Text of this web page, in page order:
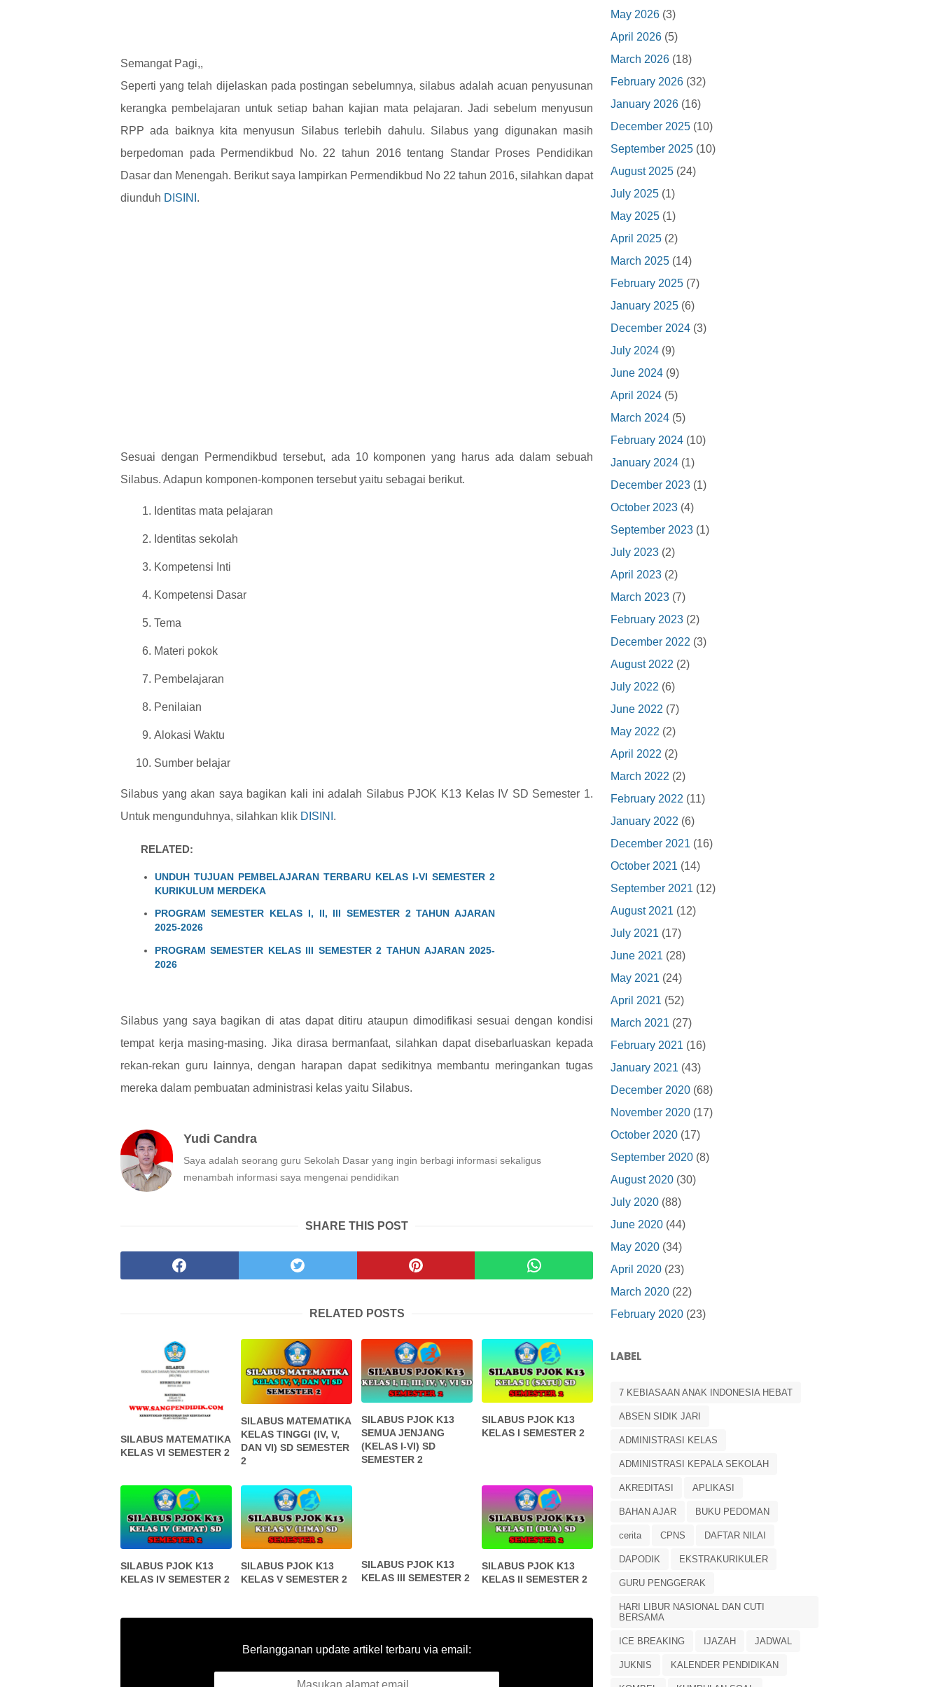
Semangat Pagi,,
Seperti yang telah dijelaskan pada postingan sebelumnya, silabus adalah acuan penyusunan
kerangka pembelajaran untuk setiap bahan kajian mata pelajaran. Jadi sebelum menyusun
RPP ada baiknya kita menyusun Silabus terlebih dahulu. Silabus yang digunakan masih
berpedoman pada Permendikbud No. 22 tahun 2016 tentang Standar Proses Pendidikan
Dasar dan Menengah. Berikut saya lampirkan Permendikbud No 22 tahun 2016, silahkan dapat
diunduh DISINI .
Sesuai dengan Permendikbud tersebut, ada 10 komponen yang harus ada dalam sebuah
Silabus. Adapun komponen-komponen tersebut yaitu sebagai berikut.
Identitas mata pelajaran
Identitas sekolah
Kompetensi Inti
Kompetensi Dasar
Tema
Materi pokok
Pembelajaran
Penilaian
Alokasi Waktu
Sumber belajar
Silabus yang akan saya bagikan kali ini adalah Silabus PJOK K13 Kelas IV SD Semester 1.
Untuk mengunduhnya, silahkan klik DISINI .
RELATED:
UNDUH TUJUAN PEMBELAJARAN TERBARU KELAS I-VI SEMESTER 2
KURIKULUM MERDEKA
PROGRAM SEMESTER KELAS I, II, III SEMESTER 2 TAHUN AJARAN
2025-2026
PROGRAM SEMESTER KELAS III SEMESTER 2 TAHUN AJARAN 2025-
2026
Silabus yang saya bagikan di atas dapat ditiru ataupun dimodifikasi sesuai dengan kondisi
tempat kerja masing-masing. Jika dirasa bermanfaat, silahkan dapat disebarluaskan kepada
rekan-rekan guru lainnya, dengan harapan dapat sedikitnya membantu meringankan tugas
mereka dalam pembuatan administrasi kelas yaitu Silabus.
Yudi Candra
Saya adalah seorang guru Sekolah Dasar yang ingin berbagi informasi sekaligus
menambah informasi saya mengenai pendidikan
SHARE THIS POST
RELATED POSTS
SILABUS MATEMATIKA
KELAS VI SEMESTER 2
SILABUS MATEMATIKA
KELAS TINGGI (IV, V,
DAN VI) SD SEMESTER
2
SILABUS PJOK K13
SEMUA JENJANG
(KELAS I-VI) SD
SEMESTER 2
SILABUS PJOK K13
KELAS I SEMESTER 2
SILABUS PJOK K13
KELAS IV SEMESTER 2
SILABUS PJOK K13
KELAS V SEMESTER 2
SILABUS PJOK K13
KELAS III SEMESTER 2
SILABUS PJOK K13
KELAS II SEMESTER 2
Berlangganan update artikel terbaru via email:
May 2026 (3)
April 2026 (5)
March 2026 (18)
February 2026 (32)
January 2026 (16)
December 2025 (10)
September 2025 (10)
August 2025 (24)
July 2025 (1)
May 2025 (1)
April 2025 (2)
March 2025 (14)
February 2025 (7)
January 2025 (6)
December 2024 (3)
July 2024 (9)
June 2024 (9)
April 2024 (5)
March 2024 (5)
February 2024 (10)
January 2024 (1)
December 2023 (1)
October 2023 (4)
September 2023 (1)
July 2023 (2)
April 2023 (2)
March 2023 (7)
February 2023 (2)
December 2022 (3)
August 2022 (2)
July 2022 (6)
June 2022 (7)
May 2022 (2)
April 2022 (2)
March 2022 (2)
February 2022 (11)
January 2022 (6)
December 2021 (16)
October 2021 (14)
September 2021 (12)
August 2021 (12)
July 2021 (17)
June 2021 (28)
May 2021 (24)
April 2021 (52)
March 2021 (27)
February 2021 (16)
January 2021 (43)
December 2020 (68)
November 2020 (17)
October 2020 (17)
September 2020 (8)
August 2020 (30)
July 2020 (88)
June 2020 (44)
May 2020 (34)
April 2020 (23)
March 2020 (22)
February 2020 (23)
LABEL
7 KEBIASAAN ANAK INDONESIA HEBAT
ABSEN SIDIK JARI
ADMINISTRASI KELAS
ADMINISTRASI KEPALA SEKOLAH
AKREDITASI APLIKASI
BAHAN AJAR BUKU PEDOMAN
cerita CPNS DAFTAR NILAI
DAPODIK EKSTRAKURIKULER
GURU PENGGERAK
HARI LIBUR NASIONAL DAN CUTI
BERSAMA
ICE BREAKING IJAZAH JADWAL
JUKNIS KALENDER PENDIDIKAN